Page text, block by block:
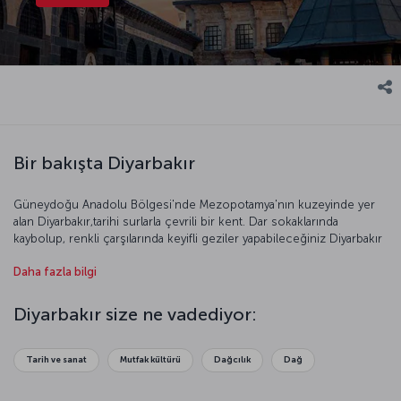
Bir bakışta Diyarbakır
Güneydoğu Anadolu Bölgesi'nde Mezopotamya'nın kuzeyinde yer
alan Diyarbakır,tarihi surlarla çevrili bir kent. Dar sokaklarında
kaybolup, renkli çarşılarında keyifli geziler yapabileceğiniz Diyarbakır
deneyim vadediyor. Leziz mutfağı, zengin kültürü ve tarihi dokusuyla
izlerine rastlayabilirsiniz. Diyarbakır’ın güzelliklerini yakından tanımak
içinNesi Meşhur: Diyarbakır içeriğimize göz atabilirsiniz. Özellikle
Diyarbakır’da; Dört Ayaklı Minare, Diyarbakır Surları, Hasanpaşa Han,
Daha fazla bilgi
Diyarbakır size ne vadediyor:
Tarih ve sanat Mutfak kültürü Dağcılık Dağ